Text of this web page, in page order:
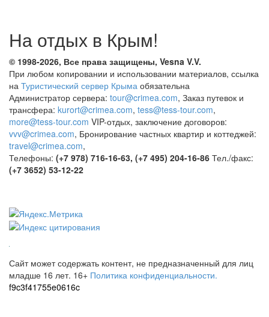
На отдых в Крым!
© 1998-2026, Все права защищены, Vesna V.V.
При любом копировании и использовании материалов, ссылка
на Туристический сервер Крыма обязательна
Администратор сервера: tour@crimea.com, Заказ путевок и
трансфера: kurort@crimea.com, tess@tess-tour.com,
more@tess-tour.com VIP-отдых, заключение договоров:
vvv@crimea.com, Бронирование частных квартир и коттеджей:
travel@crimea.com,
Телефоны: (+7 978) 716-16-63, (+7 495) 204-16-86 Тел./факс:
(+7 3652) 53-12-22
Сайт может содержать контент, не предназначенный для лиц
младше 16 лет. 16+ Политика конфиденциальности.
f9c3f41755e0616c